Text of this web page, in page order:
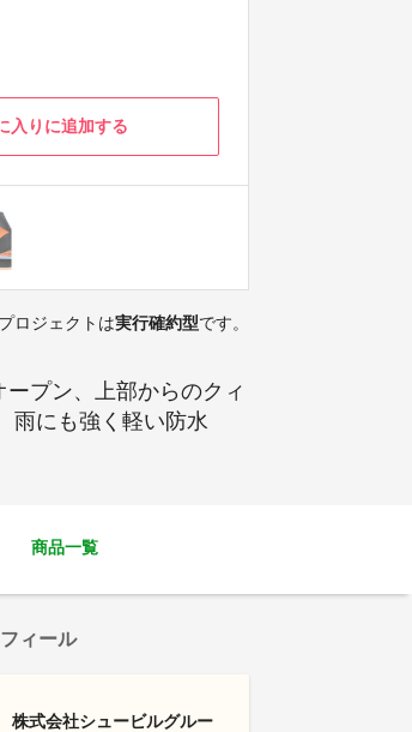
入りに追加する
ロジェクトは実行確約型です。
プン、上部からのクィ
雨にも強く軽い防水
商品一覧
ィール
株式会社シュービルグルー